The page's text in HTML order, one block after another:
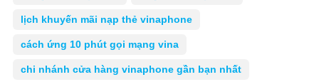
lịch khuyến mãi nạp thẻ vinaphone
cách ứng 10 phút gọi mạng vina
chi nhánh cửa hàng vinaphone gần bạn nhất